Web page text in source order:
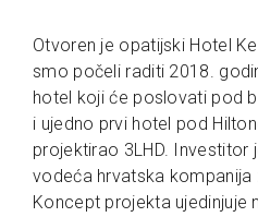
Otvoren je opatijski Hotel
smo počeli raditi 2018.
hotel koji će poslovati pod
i ujedno prvi hotel pod
projektirao 3LHD. Investitor
vodeća hrvatska kompanija
Koncept projekta ujedinjuje